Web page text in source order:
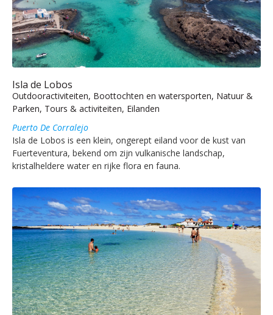
Isla de Lobos
Outdooractiviteiten, Boottochten en watersporten, Natuur &
Parken, Tours & activiteiten, Eilanden
Puerto De Corralejo
Isla de Lobos is een klein, ongerept eiland voor de kust van
Fuerteventura, bekend om zijn vulkanische landschap,
kristalheldere water en rijke flora en fauna.